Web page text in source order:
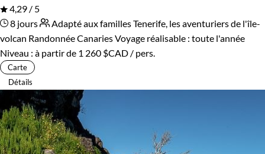
4,29 / 5
8 jours
Adapté aux famillesTenerife, les aventuriers de l'île-
volcan Randonnée CanariesVoyage réalisable : toute l'année
Niveau : à partir de 1 260 $CAD / pers.
Carte
Détails